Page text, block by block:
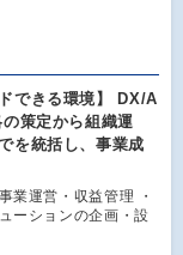
できる環境】 DX/A
策定から組織運
を統括し、事業成
業運営・収益管理 ・
ーションの企画・設